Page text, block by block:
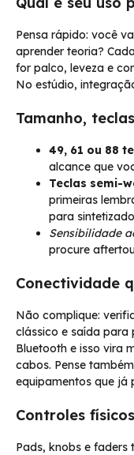
Pensa rápido: você
aprender teoria?
for palco, leveza e
No estúdio,
Tamanho,
49, 61 ou 88
alcance que
Teclas semi-
primeiras
para
Sensibilidade
procure
Conectividade
Não complique:
clássico e saída para
Bluetooth e isso vira
cabos. Pense
equipamentos que já
Controles
Pads, knobs e